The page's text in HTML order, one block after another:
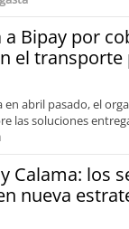
a Bipay por
el
abril pasado, el
las soluciones
Calama: los
nueva